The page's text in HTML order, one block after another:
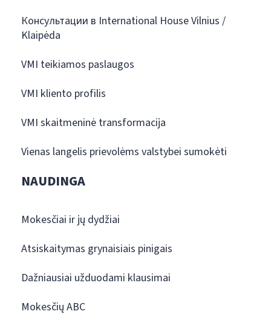
Консультации в International House Vilnius /
Klaipėda
VMI teikiamos paslaugos
VMI kliento profilis
VMI skaitmeninė transformacija
Vienas langelis prievolėms valstybei sumokėti
NAUDINGA
Mokesčiai ir jų dydžiai
Atsiskaitymas grynaisiais pinigais
Dažniausiai užduodami klausimai
Mokesčių ABC